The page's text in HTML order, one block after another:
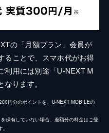
の「月額プラン」会員が
ることで、スマホ代がお得
利用には別途「U-NEXT M
ります。
円分のポイントを、U-NEXT MOBILEの
保有していない場合、差額分の料金はご登